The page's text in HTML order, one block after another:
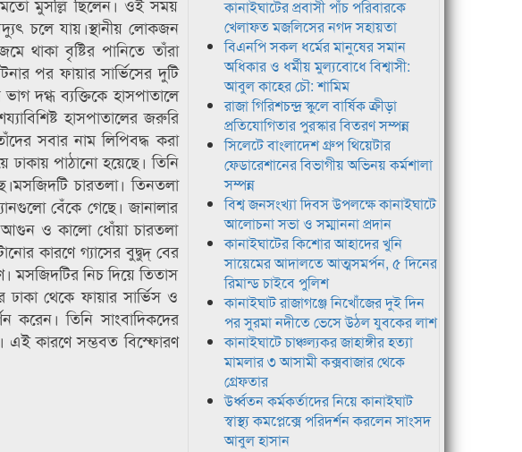
মুসল্লি ছিলেন। ওই সময়
চলে যায়।স্থানীয় লোকজন
থাকা বৃষ্টির পানিতে তাঁরা
পর ফায়ার সার্ভিসের দুটি
দগ্ধ ব্যক্তিকে হাসপাতালে
হাসপাতালের জরুরি
সবার নাম লিপিবদ্ধ করা
ঢাকায় পাঠানো হয়েছে। তিনি
চারতলা। তিনতলা
বেঁকে গেছে। জানালার
আগুন ও কালো ধোঁয়া চারতলা
কারণে গ্যাসের বুদ্বুদ্ বের
মসজিদটির নিচ দিয়ে তিতাস
থেকে ফায়ার সার্ভিস ও
করেন। তিনি সাংবাদিকদের
এই কারণে সম্ভবত বিস্ফোরণ
কানাইঘাটের প্রবাসী পাঁচ পরিবারকে
খেলাফত মজলিসের নগদ সহায়তা
বিএনপি সকল ধর্মের মানুষের সমান
অধিকার ও ধর্মীয় মুল্যবোধে বিশ্বাসী:
আবুল কাহের চৌ: শামিম
রাজা গিরিশচন্দ্র স্কুলে বার্ষিক ক্রীড়া
প্রতিযোগিতার পুরস্কার বিতরণ সম্পন্ন
সিলেটে বাংলাদেশ গ্রুপ থিয়েটার
ফেডারেশানের বিভাগীয় অভিনয় কর্মশালা
সম্পন্ন
বিশ্ব জনসংখ্যা দিবস উপলক্ষে কানাইঘাটে
আলোচনা সভা ও সম্মাননা প্রদান
কানাইঘাটের কিশোর আহাদের খুনি
সায়েমের আদালতে আত্মসমর্পন, ৫ দিনের
রিমান্ড চাইবে পুলিশ
কানাইঘাট রাজাগঞ্জে নিখোঁজের দুই দিন
পর সুরমা নদীতে ভেসে উঠল যুবকের লাশ
কানাইঘাটে চাঞ্চল্যকর জাহাঙ্গীর হত্যা
মামলার ৩ আসামী কক্সবাজার থেকে
গ্রেফতার
উর্ধ্বতন কর্মকর্তাদের নিয়ে কানাইঘাট
স্বাস্থ্য কমপ্লেক্সে পরিদর্শন করলেন সাংসদ
আবুল হাসান